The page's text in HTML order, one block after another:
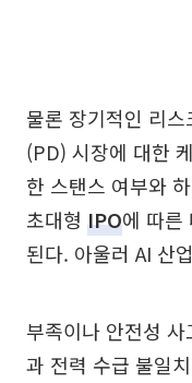
물론 장기적인 리
(PD) 시장에 대한
한 스탠스 여부와
초대형 IPO에 따른
된다. 아울러 AI 산
부족이나 안전성
과 전력 수급 불일